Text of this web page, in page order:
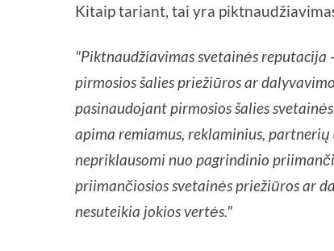
Kitaip tariant, tai yra
"Piktnaudžiavimas svetainės
pirmosios šalies priežiūros ar
pasinaudojant pirmosios šalies
apima remiamus, reklaminius,
nepriklausomi nuo pagrindinio
priimančiosios svetainės priežiūros ar
nesuteikia jokios vertės."